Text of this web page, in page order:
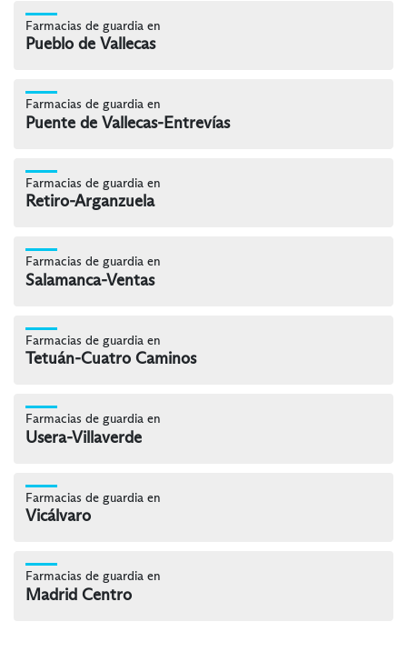
Farmacias de guardia en
Pueblo de Vallecas
Farmacias de guardia en
Puente de Vallecas-Entrevías
Farmacias de guardia en
Retiro-Arganzuela
Farmacias de guardia en
Salamanca-Ventas
Farmacias de guardia en
Tetuán-Cuatro Caminos
Farmacias de guardia en
Usera-Villaverde
Farmacias de guardia en
Vicálvaro
Farmacias de guardia en
Madrid Centro